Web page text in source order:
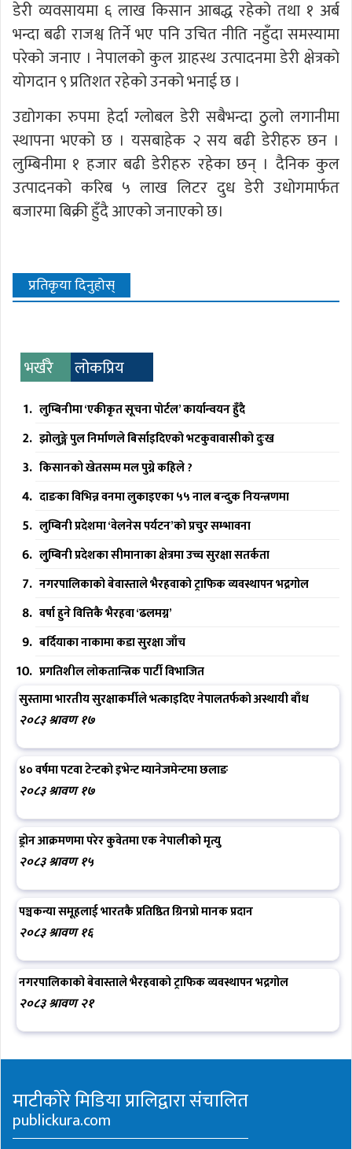
डेरी व्यवसायमा ६ लाख किसान आबद्ध रहेको तथा १ अर्ब
भन्दा बढी राजश्व तिर्ने भए पनि उचित नीति नहुँदा समस्यामा
परेको जनाए । नेपालको कुल ग्राहस्थ उत्पादनमा डेरी क्षेत्रको
योगदान ९ प्रतिशत रहेको उनको भनाई छ ।
उद्योगका रुपमा हेर्दा ग्लोबल डेरी सबैभन्दा ठुलो लगानीमा
स्थापना भएको छ । यसबाहेक २ सय बढी डेरीहरु छन ।
लुम्बिनीमा १ हजार बढी डेरीहरु रहेका छन् । दैनिक कुल
उत्पादनको करिब ५ लाख लिटर दुध डेरी उधोगमार्फत
बजारमा बिक्री हुँदै आएको जनाएको छ।
प्रतिकृया दिनुहोस्
भर्खरै लोकप्रिय
लुम्बिनीमा ‘एकीकृत सूचना पोर्टल’ कार्यान्वयन हुँदै
झोलुङ्गे पुल निर्माणले बिर्साइदिएको भटकुवावासीको दुःख
किसानको खेतसम्म मल पुग्ने कहिले ?
दाङका विभिन्न वनमा लुकाइएका ५५ नाल बन्दुक नियन्त्रणमा
लुम्बिनी प्रदेशमा ‘वेलनेस पर्यटन’को प्रचुर सम्भावना
लुुम्बिनी प्रदेशका सीमानाका क्षेत्रमा उच्च सुरक्षा सतर्कता
नगरपालिकाको बेवास्ताले भैरहवाको ट्राफिक व्यवस्थापन भद्रगोल
वर्षा हुने वित्तिकै भैरहवा ‘ढलमग्न’
बर्दियाका नाकामा कडा सुरक्षा जाँच
प्रगतिशील लोकतान्त्रिक पार्टी विभाजित
सुस्तामा भारतीय सुरक्षाकर्मीले भत्काइदिए नेपालतर्फको अस्थायी बाँध
२०८३ श्रावण १७
४० वर्षमा पटवा टेन्टको इभेन्ट म्यानेजमेन्टमा छलाङ
२०८३ श्रावण १७
ड्रोन आक्रमणमा परेर कुवेतमा एक नेपालीको मृत्यु
२०८३ श्रावण १५
पञ्चकन्या समूहलाई भारतकै प्रतिष्ठित ग्रिनप्रो मानक प्रदान
२०८३ श्रावण १६
नगरपालिकाको बेवास्ताले भैरहवाको ट्राफिक व्यवस्थापन भद्रगोल
२०८३ श्रावण २१
माटीकोरे मिडिया प्रालिद्वारा संचालित
publickura.com